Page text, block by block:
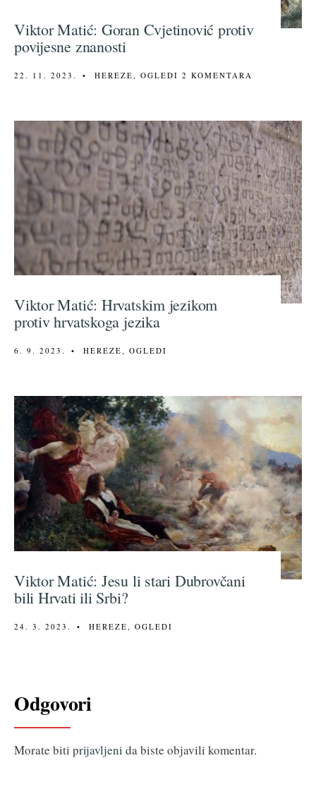
Viktor Matić: Goran Cvjetinović protiv
povijesne znanosti
22. 11. 2023. • HEREZE, OGLEDI 2 KOMENTARA
Viktor Matić: Hrvatskim jezikom
protiv hrvatskoga jezika
6. 9. 2023. • HEREZE, OGLEDI
Viktor Matić: Jesu li stari Dubrovčani
bili Hrvati ili Srbi?
24. 3. 2023. • HEREZE OGLEDI
Odgovori
Morate biti prijavljeni da biste objavili komentar.